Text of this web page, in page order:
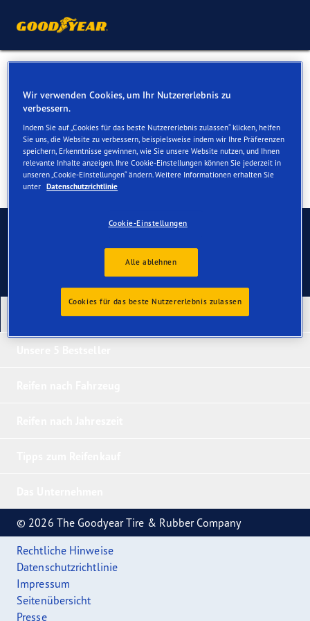
2er Active Tourer
Kontaktieren Sie uns
Unsere neuesten Produkte
© 2026 The Goodyear Tire & Rubber Company
Rechtliche Hinweise
Datenschutzrichtlinie
Impressum
Seitenübersicht
Presse
Wir verwenden Cookies, um Ihr Nutzererlebnis zu
verbessern.
Indem Sie auf „Cookies für das beste Nutzererlebnis zulassen“ klicken, helfen
Sie uns, die Website zu verbessern, beispielsweise indem wir Ihre Präferenzen
speichern, Erkenntnisse gewinnen, wie Sie unsere Website nutzen, und Ihnen
relevante Inhalte anzeigen. Ihre Cookie-Einstellungen können Sie jederzeit in
unseren „Cookie-Einstellungen“ ändern. Weitere Informationen erhalten Sie
unter Datenschutzrichtlinie
Cookie-Einstellungen
Alle ablehnen
Cookies für das beste Nutzererlebnis zulassen